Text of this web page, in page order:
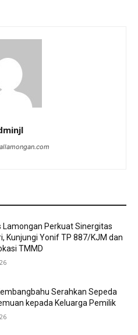
Lamongan Perkuat Sinergitas
Kunjungi Yonif TP 887/KJM dan
TMMD
Serahkan Sepeda
kepada Keluarga Pemilik